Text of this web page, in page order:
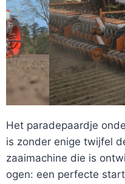
ProSeeder
Single
Het paradepaardje
is zonder enige twijfel
zaaimachine die is
ogen: een perfecte